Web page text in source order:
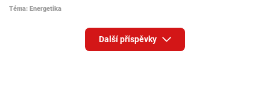
Téma: Energetika
Další příspěvky